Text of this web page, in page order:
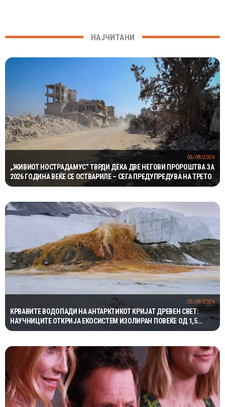
НАЈЧИТАНИ
„ЖИВИОТ НОСТРАДАМУС“ ТВРДИ ДЕКА ДВЕ НЕГОВИ ПРОРОШТВА ЗА
2026 ГОДИНА ВЕЌЕ СЕ ОСТВАРИЛЕ – СЕГА ПРЕДУПРЕДУВА НА ТРЕТО
05/08/2026
КРВАВИТЕ ВОДОПАДИ НА АНТАРКТИКОТ КРИЈАТ ДРЕВЕН СВЕТ:
НАУЧНИЦИТЕ ОТКРИЈА ЕКОСИСТЕМ ИЗОЛИРАН ПОВЕЌЕ ОД 1,5
МИЛИОНИ ГОДИНИ
05/08/2026